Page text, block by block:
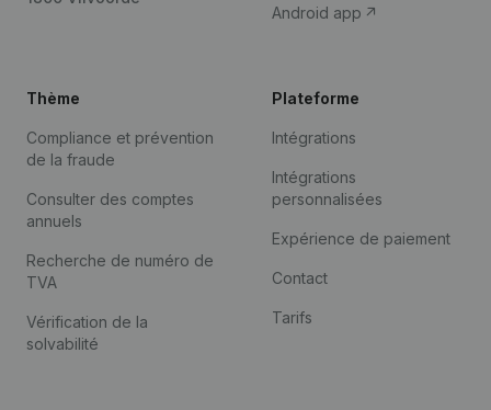
Android app
Thème
Compliance et prévention
de la fraude
Consulter des comptes
annuels
Recherche de numéro de
TVA
Vérification de la
solvabilité
Plateforme
Intégrations
Intégrations
personnalisées
Expérience de paiement
Contact
Tarifs